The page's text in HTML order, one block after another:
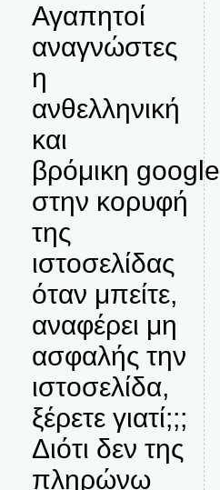
Αγαπητοί
αναγνώστες
η
ανθελληνική
και
βρόμικη google
στην κορυφή
της
ιστοσελίδας
όταν μπείτε,
αναφέρει μη
ασφαλής την
ιστοσελίδα,
ξέρετε γιατί;;;
Διότι δεν της
πληρώνω